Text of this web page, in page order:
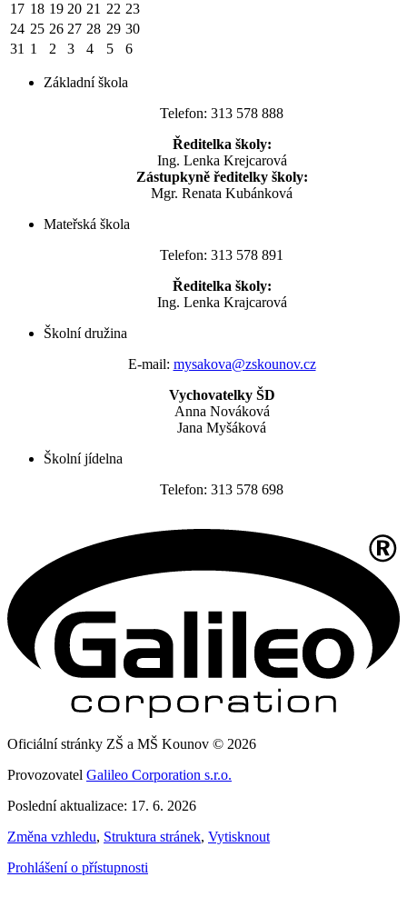
17 18 19 20 21 22 23
24 25 26 27 28 29 30
31 1 2 3 4 5 6
Základní škola
Telefon: 313 578 888
Ředitelka školy:
Ing. Lenka Krejcarová
Zástupkyně ředitelky školy:
Mgr. Renata Kubánková
Mateřská škola
Telefon: 313 578 891
Ředitelka školy:
Ing. Lenka Krajcarová
Školní družina
E-mail: mysakova@zskounov.cz
Vychovatelky ŠD
Anna Nováková
Jana Myšáková
Školní jídelna
Telefon: 313 578 698
Oficiální stránky ZŠ a MŠ Kounov © 2026
Provozovatel Galileo Corporation s.r.o.
Poslední aktualizace: 17. 6. 2026
Změna vzhledu, Struktura stránek, Vytisknout
Prohlášení o přístupnosti